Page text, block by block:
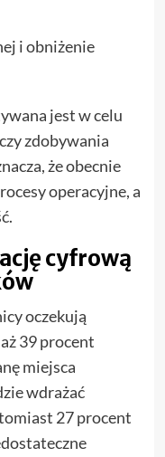
i obniżenie
jest w celu
zdobywania
że obecnie
operacyjne, a
cyfrową
oczekują
39 procent
miejsca
wdrażać
27 procent